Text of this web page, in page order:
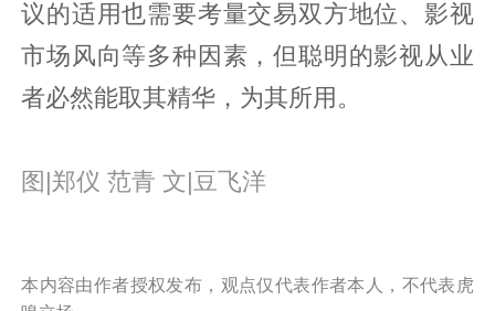
议的适用也需要考量交易双方地位、影视
市场风向等多种因素，但聪明的影视从业
者必然能取其精华，为其所用。
图|郑仪 范青 文|豆飞洋
本内容由作者授权发布，观点仅代表作者本人，不代表虎